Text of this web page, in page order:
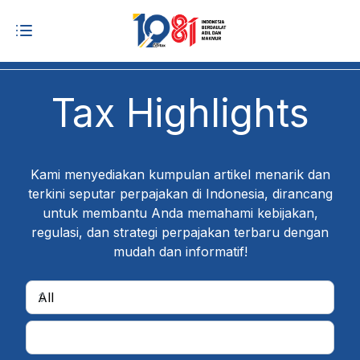
Tax Highlights
Kami menyediakan kumpulan artikel menarik dan
terkini seputar perpajakan di Indonesia, dirancang
untuk membantu Anda memahami kebijakan,
regulasi, dan strategi perpajakan terbaru dengan
mudah dan informatif!